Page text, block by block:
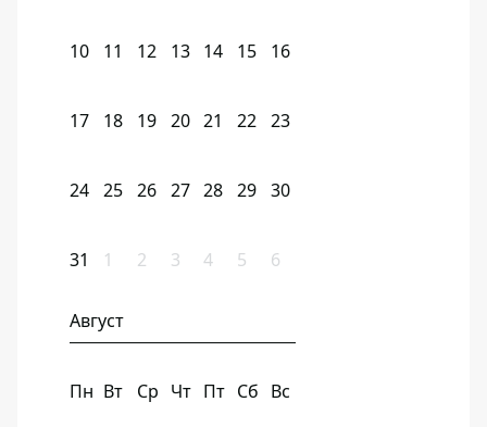
10 11 12 13 14 15 16
17 18 19 20 21 22 23
24 25 26 27 28 29 30
31 1 2 3 4 5 6
Август
Пн Вт Ср Чт Пт Сб Вс